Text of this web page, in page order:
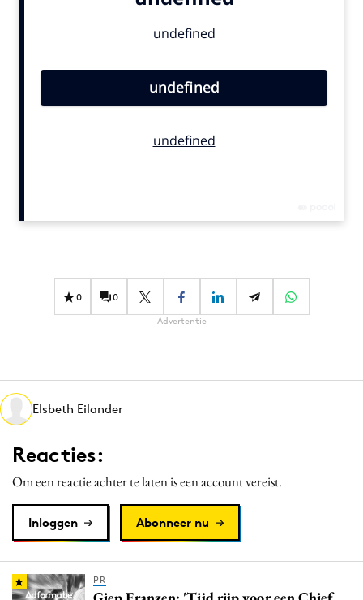
Gedragsverandering
Influencer marketing
Media
Merkstrategie
PR
Programmatic
Purpose Marketing
Reputatie & crisis
0 0
Advertentie
Elsbeth Eilander
Reacties:
Om een reactie achter te laten is een account vereist.
Inloggen Abonneer nu
PR